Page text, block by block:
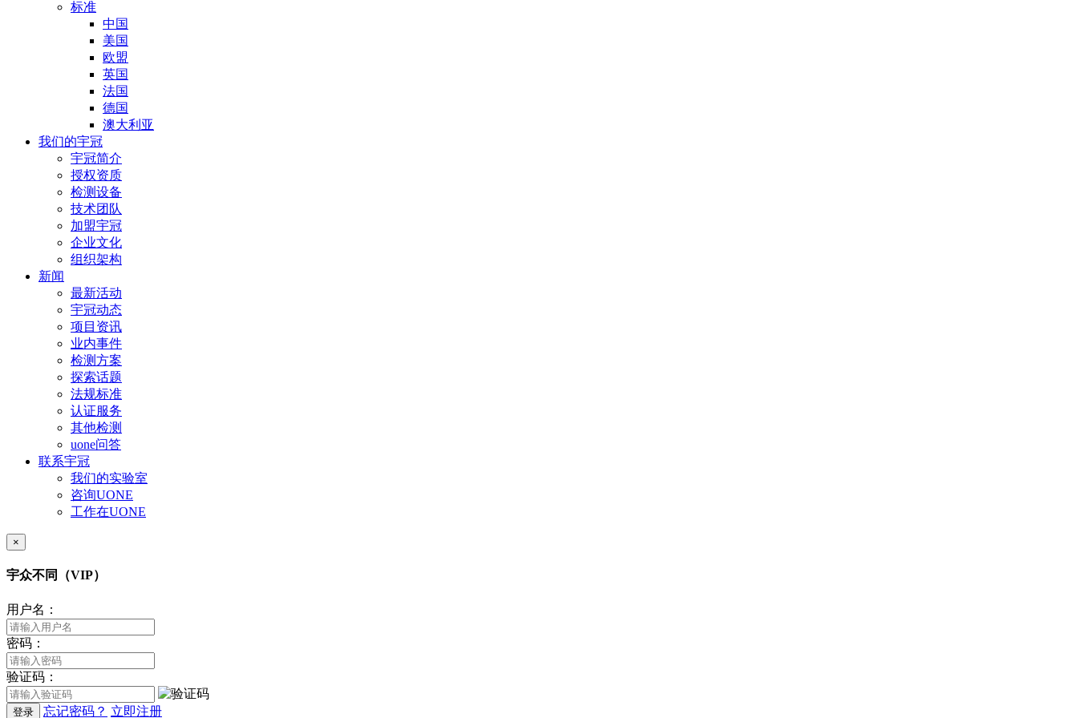
标准
中国
美国
欧盟
英国
法国
德国
澳大利亚
我们的宇冠
宇冠简介
授权资质
检测设备
技术团队
加盟宇冠
企业文化
组织架构
新闻
最新活动
宇冠动态
项目资讯
业内事件
检测方案
探索话题
法规标准
认证服务
其他检测
uone问答
联系宇冠
我们的实验室
咨询UONE
工作在UONE
×
宇众不同（VIP）
用户名：
密码：
验证码：
登录 忘记密码？ 立即注册